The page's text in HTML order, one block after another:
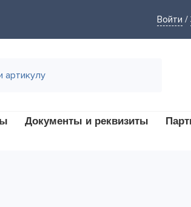
Войти /
Документы и реквизиты